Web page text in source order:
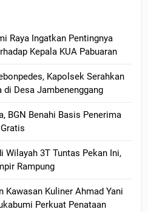
Raya Ingatkan Pentingnya
Kepala KUA Pabuaran
Kapolsek Serahkan
di Desa Jambenenggang
BGN Benahi Basis Penerima
Wilayah 3T Tuntas Pekan Ini,
Rampung
Kawasan Kuliner Ahmad Yani
Perkuat Penataan